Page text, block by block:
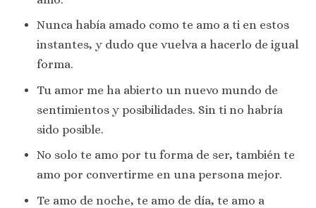
Nunca había amado como te amo a ti en estos
instantes, y dudo que vuelva a hacerlo de igual
forma.
Tu amor me ha abierto un nuevo mundo de
sentimientos y posibilidades. Sin ti no habría
sido posible.
No solo te amo por tu forma de ser, también te
amo por convertirme en una persona mejor.
Te amo de noche, te amo de día, te amo a